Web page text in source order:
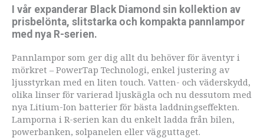
I vår expanderar Black Diamond sin kollektion av
prisbelönta, slitstarka och kompakta pannlampor
med nya R-serien.
Pannlampor som ger dig allt du behöver för äventyr i
mörkret – PowerTap Technologi, enkel justering av
ljusstyrkan med en liten touch. Vatten- och väderskydd,
olika linser för varierad ljuskägla och nu dessutom med
nya Litium-Ion batterier för bästa laddningseffekten.
Lamporna i R-serien kan du enkelt ladda från bilen,
powerbanken, solpanelen eller vägguttaget.